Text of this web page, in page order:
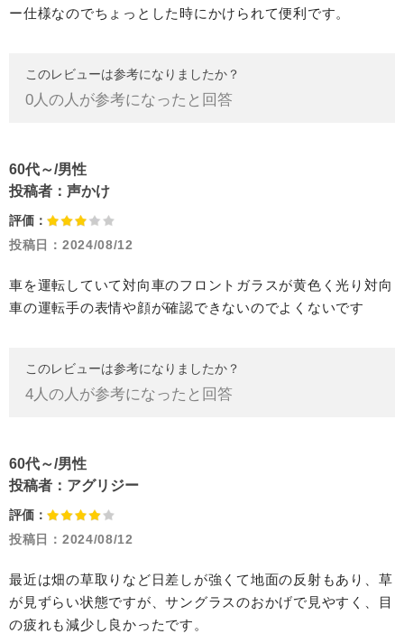
ー仕様なのでちょっとした時にかけられて便利です。
このレビューは参考になりましたか？
0人の人が参考になったと回答
60代～/男性
投稿者： 声かけ
評価：
投稿日： 2024/08/12
車を運転していて対向車のフロントガラスが黄色く光り対向
車の運転手の表情や顔が確認できないのでよくないです
このレビューは参考になりましたか？
4人の人が参考になったと回答
60代～/男性
投稿者： アグリジー
評価：
投稿日： 2024/08/12
最近は畑の草取りなど日差しが強くて地面の反射もあり、草
が見ずらい状態ですが、サングラスのおかげで見やすく、目
の疲れも減少し良かったです。